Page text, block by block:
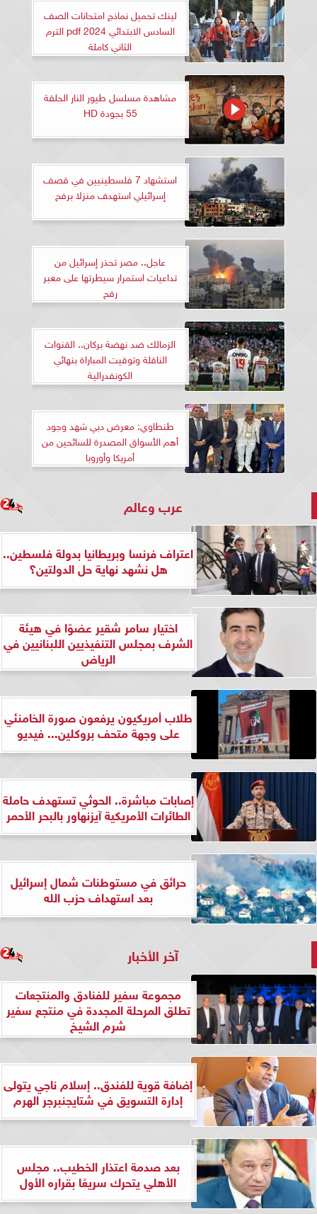
لينك تحميل نماذج امتحانات الصف
السادس الابتدائي 2024 pdf الترم
الثاني كاملة
مشاهدة مسلسل طيور النار الحلقة
55 بجودة HD
استشهاد 7 فلسطينيين في قصف
إسرائيلي استهدف منزلا برفح
عاجل.. مصر تحذر إسرائيل من
تداعيات استمرار سيطرتها على معبر
رفح
الزمالك ضد نهضة بركان.. القنوات
الناقلة وتوقيت المباراة بنهائي
الكونفدرالية
طنطاوي: معرض دبي شهد وجود
أهم الأسواق المصدرة للسائحين من
أمريكا وأوروبا
عرب وعالم
اعتراف فرنسا وبريطانيا بدولة فلسطين..
هل نشهد نهاية حل الدولتين؟
اختيار سامر شقير عضوًا في هيئة
الشرف بمجلس التنفيذيين اللبنانيين في
الرياض
طلاب أمريكيون يرفعون صورة الخامنئي
على وجهة متحف بروكلين... فيديو
إصابات مباشرة.. الحوثي تستهدف حاملة
الطائرات الأمريكية آيزنهاور بالبحر الأحمر
حرائق في مستوطنات شمال إسرائيل
بعد استهداف حزب الله
آخر الأخبار
مجموعة سفير للفنادق والمنتجعات
تطلق المرحلة المجددة في منتجع سفير
شرم الشيخ
إضافة قوية للفندق.. إسلام ناجي يتولى
إدارة التسويق في شتايجنبرجر الهرم
بعد صدمة اعتذار الخطيب.. مجلس
الأهلي يتحرك سريعًا بقراره الأول